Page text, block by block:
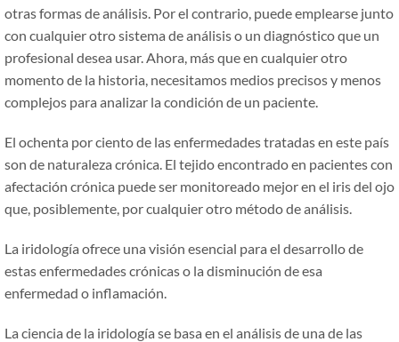
otras formas de análisis. Por el contrario, puede emplearse junto
con cualquier otro sistema de análisis o un diagnóstico que un
profesional desea usar. Ahora, más que en cualquier otro
momento de la historia, necesitamos medios precisos y menos
complejos para analizar la condición de un paciente.
El ochenta por ciento de las enfermedades tratadas en este país
son de naturaleza crónica. El tejido encontrado en pacientes con
afectación crónica puede ser monitoreado mejor en el iris del ojo
que, posiblemente, por cualquier otro método de análisis.
La iridología ofrece una visión esencial para el desarrollo de
estas enfermedades crónicas o la disminución de esa
enfermedad o inflamación.
La ciencia de la iridología se basa en el análisis de una de las